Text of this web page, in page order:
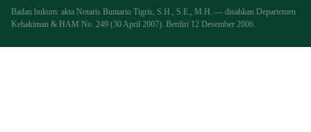
Badan hukum: akta Notaris Buntario Tigris, S.H., S.E., M.H. — disahkan Departemen
Kehakiman & HAM No. 249 (30 April 2007). Berdiri 12 Desember 2006.